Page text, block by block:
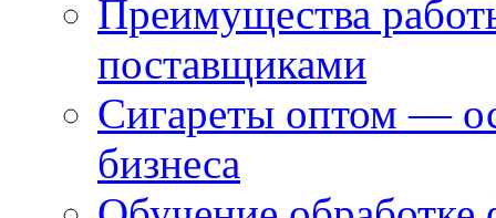
Преимущества
поставщиками
Сигареты оптом —
бизнеса